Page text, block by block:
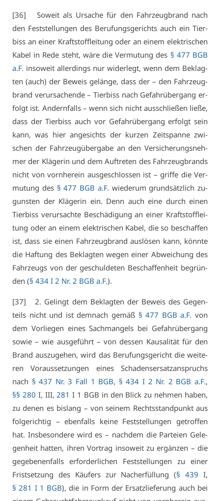
[36] So­weit als Ur­sa­che für den Fahr­zeug­brand nach
den Fest­stel­lun­gen des Be­ru­fungs­ge­richts auch ein Tier­
biss an ei­ner Kraft­stoff­lei­tung oder an ei­nem elek­tri­schen
Ka­bel in Re­de steht, wä­re die Ver­mu­tung des § 477 BGB
a.F. in­so­weit al­ler­dings nur wi­der­legt, wenn dem Be­klag­
ten (auch) der Be­weis ge­län­ge, dass der – den Fahr­zeug­
brand ver­ur­sa­chen­de – Tier­biss nach Ge­fahr­über­gang er­
folgt ist. An­dern­falls – wenn sich nicht aus­schlie­ßen lie­ße,
dass der Tier­biss auch vor Ge­fahr­über­gang er­folgt sein
kann, was hier an­ge­sichts der kur­zen Zeit­span­ne zwi­
schen der Fahr­zeug­über­ga­be an den Ver­si­che­rungs­neh­
mer der Klä­ge­rin und dem Auf­tre­ten des Fahr­zeug­brands
nicht von vorn­her­ein aus­ge­schlos­sen ist – grif­fe die Ver­
mu­tung des § 477 BGB a.F. wie­der­um grund­sätz­lich zu­
guns­ten der Klä­ge­rin ein. Denn auch ei­ne durch ei­nen
Tier­biss ver­ur­sach­te Be­schä­di­gung an ei­ner Kraft­stoff­lei­
tung oder an ei­nem elek­tri­schen Ka­bel, die so be­schaf­fen
ist, dass sie ei­nen Fahr­zeug­brand aus­lö­sen kann, könn­te
die Haf­tung des Be­klag­ten we­gen ei­ner Ab­wei­chung des
Fahr­zeugs von der ge­schul­de­ten Be­schaf­fen­heit be­grün­
den (§ 434 I 2 Nr. 2 BGB a.F.).
[37] 2. Ge­lingt dem Be­klag­ten der Be­weis des Ge­gen­
teils nicht und ist dem­nach ge­mäß § 477 BGB a.F. von
dem Vor­lie­gen ei­nes Sach­man­gels bei Ge­fahr­über­gang
so­wie – wie aus­ge­führt – von des­sen Kau­sa­li­tät für den
Brand aus­zu­ge­hen, wird das Be­ru­fungs­ge­richt die wei­te­
ren Vor­aus­set­zun­gen ei­nes Scha­dens­er­satz­an­spruchs
nach § 437 Nr. 3 Fall 1 BGB, § 434 I 2 Nr. 2 BGB a.F.,
§§ 280 I, III,281 I 1 BGB in den Blick zu neh­men ha­ben,
zu de­nen es bis­lang – von sei­nem Rechts­stand­punkt aus
fol­ge­rich­tig – eben­falls kei­ne Fest­stel­lun­gen ge­trof­fen
hat. Ins­be­son­de­re wird es – nach­dem die Par­tei­en Ge­le­
gen­heit hat­ten, ih­ren Vor­trag in­so­weit zu er­gän­zen – die
ge­ge­be­nen­falls er­for­der­li­chen Fest­stel­lun­gen zu ei­ner
Frist­set­zung des Käu­fers zur Nach­er­fül­lung (§ 439 I,
§ 281 I 1 BGB), die in Form der Er­satz­lie­fe­rung auch bei